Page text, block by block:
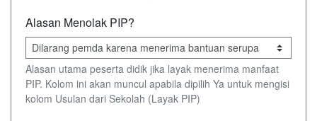
Alasan Menolak PIP?
Alasan utama peserta didik jika layak menerima manfaat
PIP. Kolom ini akan muncul apabila dipilih Ya untuk mengisi
kolom Usulan dari Sekolah (Layak PIP)